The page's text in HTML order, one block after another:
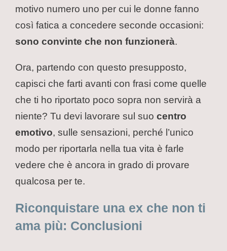
motivo numero uno per cui le donne fanno
così fatica a concedere seconde occasioni:
sono convinte che non funzionerà.
Ora, partendo con questo presupposto,
capisci che farti avanti con frasi come quelle
che ti ho riportato poco sopra non servirà a
niente? Tu devi lavorare sul suo centro
emotivo, sulle sensazioni, perché l’unico
modo per riportarla nella tua vita è farle
vedere che è ancora in grado di provare
qualcosa per te.
Riconquistare una ex che non ti
ama più: Conclusioni